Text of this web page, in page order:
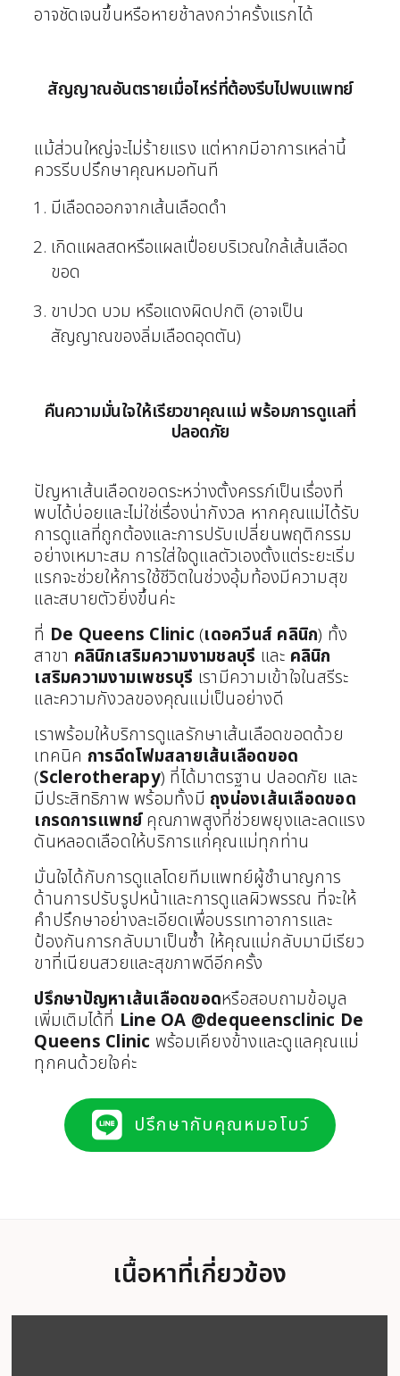
อาจชัดเจนขึ้นหรือหายช้าลงกว่าครั้งแรกได้
สัญญาณอันตรายเมื่อไหร่ที่ต้องรีบไปพบแพทย์
แม้ส่วนใหญ่จะไม่ร้ายแรง แต่หากมีอาการเหล่านี้
ควรรีบปรึกษาคุณหมอทันที
มีเลือดออกจากเส้นเลือดดำ
เกิดแผลสดหรือแผลเปื่อยบริเวณใกล้เส้นเลือด
ขอด
ขาปวด บวม หรือแดงผิดปกติ (อาจเป็น
สัญญาณของลิ่มเลือดอุดตัน)
คืนความมั่นใจให้เรียวขาคุณแม่ พร้อมการดูแลที่
ปลอดภัย
ปัญหาเส้นเลือดขอดระหว่างตั้งครรภ์เป็นเรื่องที่
พบได้บ่อยและไม่ใช่เรื่องน่ากังวล หากคุณแม่ได้รับ
การดูแลที่ถูกต้องและการปรับเปลี่ยนพฤติกรรม
อย่างเหมาะสม การใส่ใจดูแลตัวเองตั้งแต่ระยะเริ่ม
แรกจะช่วยให้การใช้ชีวิตในช่วงอุ้มท้องมีความสุข
และสบายตัวยิ่งขึ้นค่ะ
ที่ De Queens Clinic (เดอควีนส์ คลินิก) ทั้ง
สาขา คลินิกเสริมความงามชลบุรี และ คลินิก
เสริมความงามเพชรบุรี เรามีความเข้าใจในสรีระ
และความกังวลของคุณแม่เป็นอย่างดี
เราพร้อมให้บริการดูแลรักษาเส้นเลือดขอดด้วย
เทคนิค การฉีดโฟมสลายเส้นเลือดขอด
(Sclerotherapy) ที่ได้มาตรฐาน ปลอดภัย และ
มีประสิทธิภาพ พร้อมทั้งมี ถุงน่องเส้นเลือดขอด
เกรดการแพทย์คุณภาพสูงที่ช่วยพยุงและลดแรง
ดันหลอดเลือดให้บริการแก่คุณแม่ทุกท่าน
มั่นใจได้กับการดูแลโดยทีมแพทย์ผู้ชำนาญการ
ด้านการปรับรูปหน้าและการดูแลผิวพรรณ ที่จะให้
คำปรึกษาอย่างละเอียดเพื่อบรรเทาอาการและ
ป้องกันการกลับมาเป็นซ้ำ ให้คุณแม่กลับมามีเรียว
ขาที่เนียนสวยและสุขภาพดีอีกครั้ง
ปรึกษาปัญหาเส้นเลือดขอดหรือสอบถามข้อมูล
เพิ่มเติมได้ที่ Line OA @dequeensclinic De
Queens Clinic พร้อมเคียงข้างและดูแลคุณแม่
ทุกคนด้วยใจค่ะ
ปรึกษากับคุณหมอโบว์
เนื้อหาที่เกี่ยวข้อง